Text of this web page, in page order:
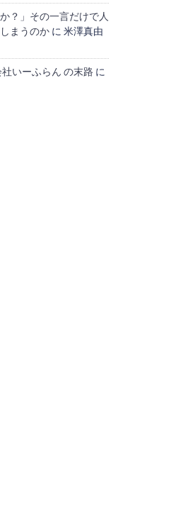
？」その一言だけで人
まうのか に 米澤真由
いーふらん の末路 に